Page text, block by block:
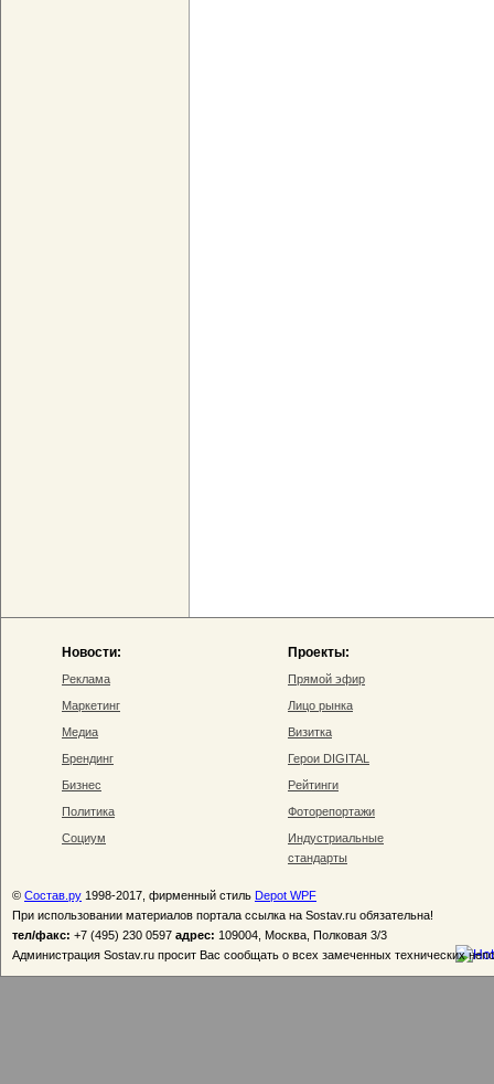
Новости:
Реклама
Маркетинг
Медиа
Брендинг
Бизнес
Политика
Социум
Проекты:
Прямой эфир
Лицо рынка
Визитка
Герои DIGITAL
Рейтинги
Фоторепортажи
Индустриальные
стандарты
© Состав.ру 1998-2017, фирменный стиль Depot WPF
При использовании материалов портала ссылка на Sostav.ru обязательна!
тел/факс: +7 (495) 230 0597 адрес: 109004, Москва, Полковая 3/3
Администрация Sostav.ru просит Вас сообщать о всех замеченных технических